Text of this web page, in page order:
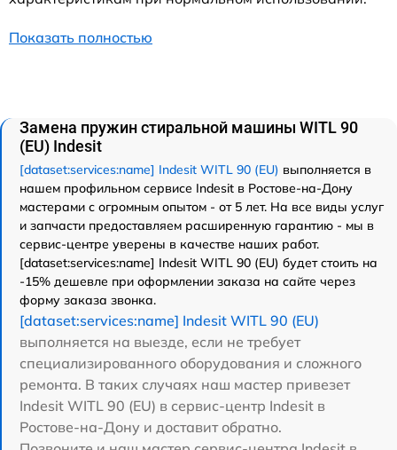
Показать полностью
Замена пружин стиральной машины WITL 90
(EU) Indesit
[dataset:services:name] Indesit WITL 90 (EU) выполняется в
нашем профильном сервисе Indesit в Ростове-на-Дону
мастерами с огромным опытом - от 5 лет. На все виды услуг
и запчасти предоставляем расширенную гарантию - мы в
сервис-центре уверены в качестве наших работ.
[dataset:services:name] Indesit WITL 90 (EU) будет стоить на
-15% дешевле при оформлении заказа на сайте через
форму заказа звонка.
[dataset:services:name] Indesit WITL 90 (EU)
выполняется на выезде, если не требует
специализированного оборудования и сложного
ремонта. В таких случаях наш мастер привезет
Indesit WITL 90 (EU) в сервис-центр Indesit в
Ростове-на-Дону и доставит обратно.